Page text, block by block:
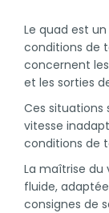
Le quad est
conditions de
concernent
et les sorties
Ces situations
vitesse
conditions de
La maîtrise du
fluide,
consignes de